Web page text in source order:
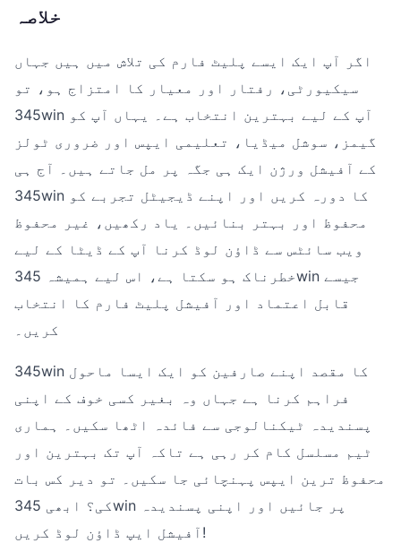
خلاصہ
اگر آپ ایک ایسے پلیٹ فارم کی تلاش میں ہیں جہاں
سیکیورٹی، رفتار اور معیار کا امتزاج ہو، تو
345win آپ کے لیے بہترین انتخاب ہے۔ یہاں آپ کو
گیمز، سوشل میڈیا، تعلیمی ایپس اور ضروری ٹولز
کے آفیشل ورژن ایک ہی جگہ پر مل جاتے ہیں۔ آج ہی
345win کا دورہ کریں اور اپنے ڈیجیٹل تجربے کو
محفوظ اور بہتر بنائیں۔ یاد رکھیں، غیر محفوظ
ویب سائٹس سے ڈاؤن لوڈ کرنا آپ کے ڈیٹا کے لیے
خطرناک ہو سکتا ہے، اس لیے ہمیشہ 345win جیسے
قابل اعتماد اور آفیشل پلیٹ فارم کا انتخاب
کریں۔
345win کا مقصد اپنے صارفین کو ایک ایسا ماحول
فراہم کرنا ہے جہاں وہ بغیر کسی خوف کے اپنی
پسندیدہ ٹیکنالوجی سے فائدہ اٹھا سکیں۔ ہماری
ٹیم مسلسل کام کر رہی ہے تاکہ آپ تک بہترین اور
محفوظ ترین ایپس پہنچائی جا سکیں۔ تو دیر کس بات
کی؟ ابھی 345win پر جائیں اور اپنی پسندیدہ
آفیشل ایپ ڈاؤن لوڈ کریں!